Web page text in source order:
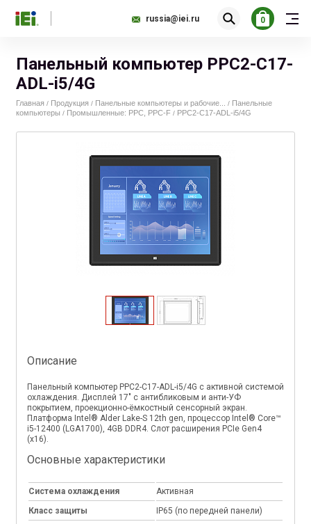
russia@iei.ru 0
Панельный компьютер PPC2-C17-
ADL-i5/4G
Главная / Продукция / Панельные компьютеры и рабочие... / Панельные
компьютеры / Промышленные: PPC, PPC-F / PPC2-C17-ADL-i5/4G
Описание
Панельный компьютер PPC2-C17-ADL-i5/4G с активной системой
охлаждения. Дисплей 17" с антибликовым и анти-УФ
покрытием, проекционно-ёмкостный сенсорный экран.
Платформа Intel® Alder Lake-S 12th gen, процессор Intel® Core™
i5-12400 (LGA1700), 4GB DDR4. Слот расширения PCIe Gen4
(x16).
Основные характеристики
Система охлаждения
Активная
Класс защиты
IP65 (по передней панели)